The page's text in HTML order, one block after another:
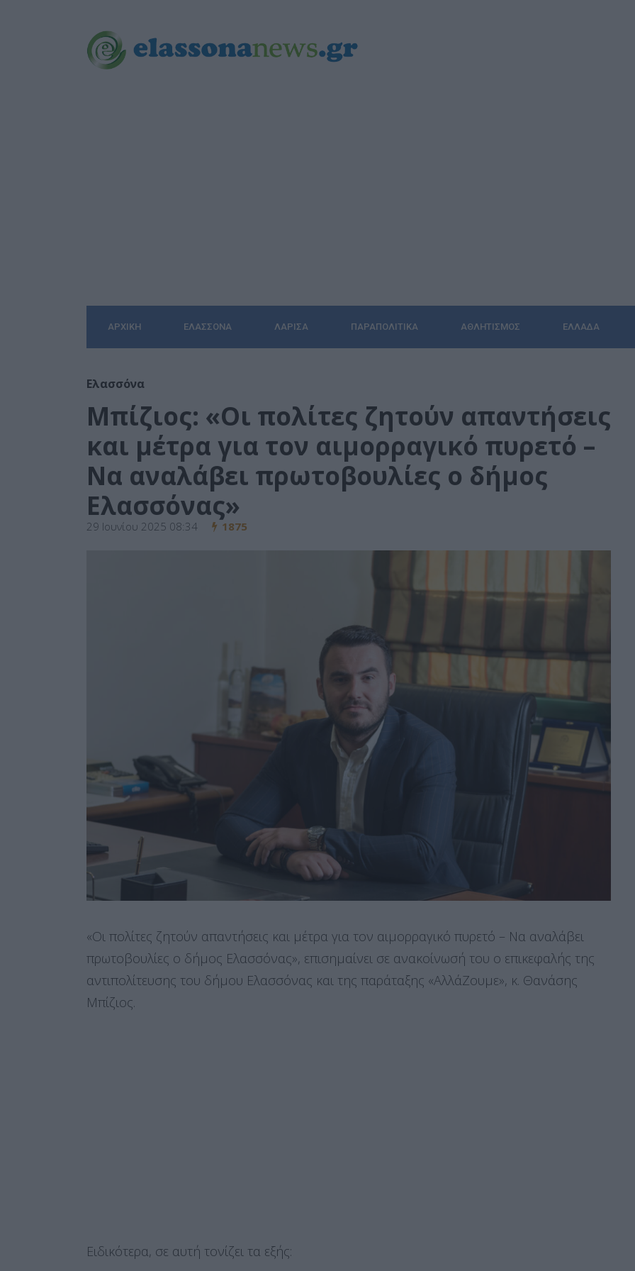
ΑΡΧΙΚΉ ΕΛΑΣΣΌΝΑ ΛΆΡΙΣΑ ΠΑΡΑΠΟΛΙΤΙΚΆ ΑΘΛΗΤΙΣΜΌΣ ΕΛΛΆΔΑ
Ελασσόνα
Μπίζιος: «Οι πολίτες ζητούν απαντήσεις
και μέτρα για τον αιμορραγικό πυρετό –
Να αναλάβει πρωτοβουλίες ο δήμος
Ελασσόνας»
29 Ιουνίου 2025 08:34 1875
«Οι πολίτες ζητούν απαντήσεις και μέτρα για τον αιμορραγικό πυρετό – Να αναλάβει
πρωτοβουλίες ο δήμος Ελασσόνας», επισημαίνει σε ανακοίνωσή του ο επικεφαλής της
αντιπολίτευσης του δήμου Ελασσόνας και της παράταξης «ΑλλάΖουμε», κ. Θανάσης
Μπίζιος.
Ειδικότερα, σε αυτή τονίζει τα εξής: